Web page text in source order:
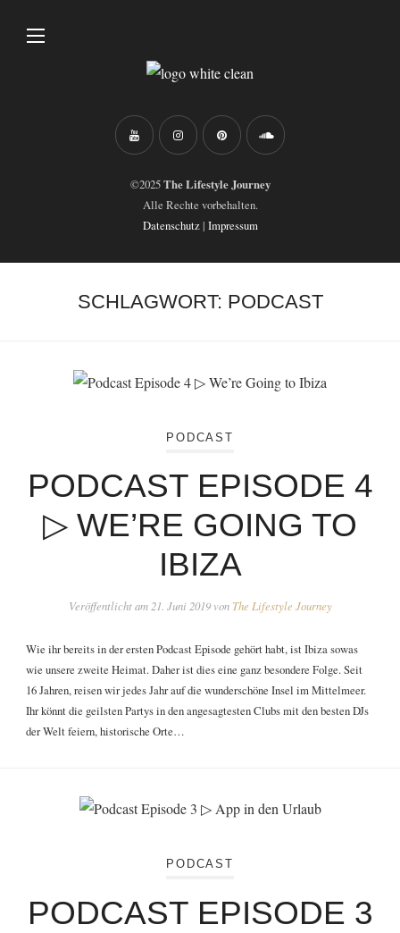
©2025The Lifestyle Journey
Alle Rechte vorbehalten.
Datenschutz| Impressum
SCHLAGWORT: PODCAST
PODCAST
PODCAST EPISODE 4
▷ WE’RE GOING TO
IBIZA
Veröffentlicht am 21. Juni 2019 von The Lifestyle Journey
Wie ihr bereits in der ersten Podcast Episode gehört habt, ist Ibiza sowas
wie unsere zweite Heimat. Daher ist dies eine ganz besondere Folge. Seit
16 Jahren, reisen wir jedes Jahr auf die wunderschöne Insel im Mittelmeer.
Ihr könnt die geilsten Partys in den angesagtesten Clubs mit den besten DJs
der Welt feiern, historische Orte…
PODCAST
PODCAST EPISODE 3